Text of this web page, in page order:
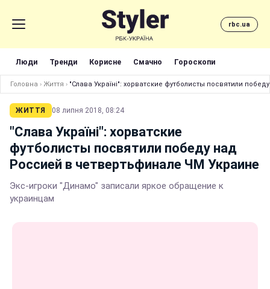
rbc.ua
Люди Тренди Корисне Смачно Гороскопи
Головна › Життя › "Слава Україні": хорватские футболисты посвятили
ЖИТТЯ 08 липня 2018, 08:24
"Слава Україні": хорватские
футболисты посвятили победу над
Россией в четвертьфинале ЧМ Украине
Экс-игроки "Динамо" записали яркое обращение к
украинцам